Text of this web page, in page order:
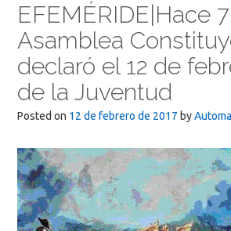
EFEMÉRIDE|Hace
Asamblea
declaró el 12 de
de la Juventud
Posted on 12 de febrero de 2017 by